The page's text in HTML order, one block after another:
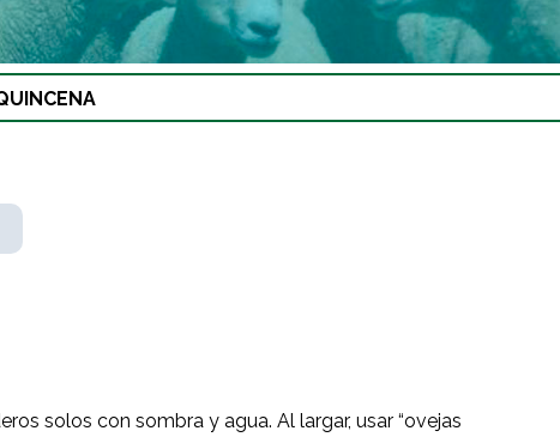
solos con sombra y agua. Al largar, usar “ovejas